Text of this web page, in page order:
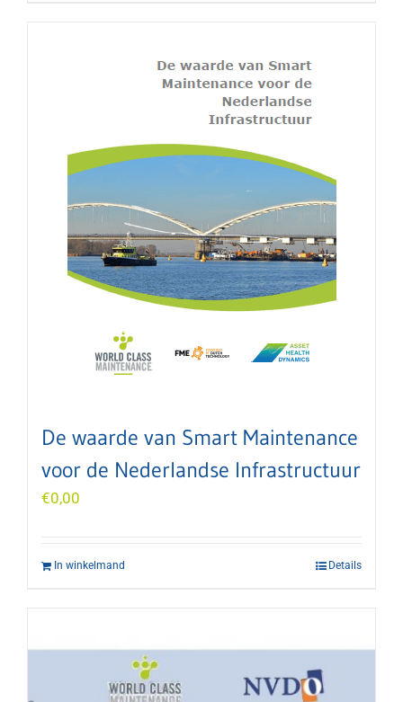
De waarde van Smart Maintenance
voor de Nederlandse Infrastructuur
€0,00
In winkelmand Details